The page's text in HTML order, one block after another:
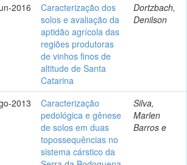
2016
Caracterização dos
solos e avaliação da
aptidão agrícola das
regiões produtoras
de vinhos finos de
altitude de Santa
Catarina
Dortzbach,
Denilson
2013
Caracterização
pedológica e gênese
de solos em duas
topossequências no
sistema cárstico da
Silva,
Marlen
Barros e